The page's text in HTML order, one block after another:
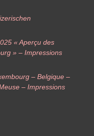
« Aperçu des
» – Impressions
– Belgique –
– Impressions